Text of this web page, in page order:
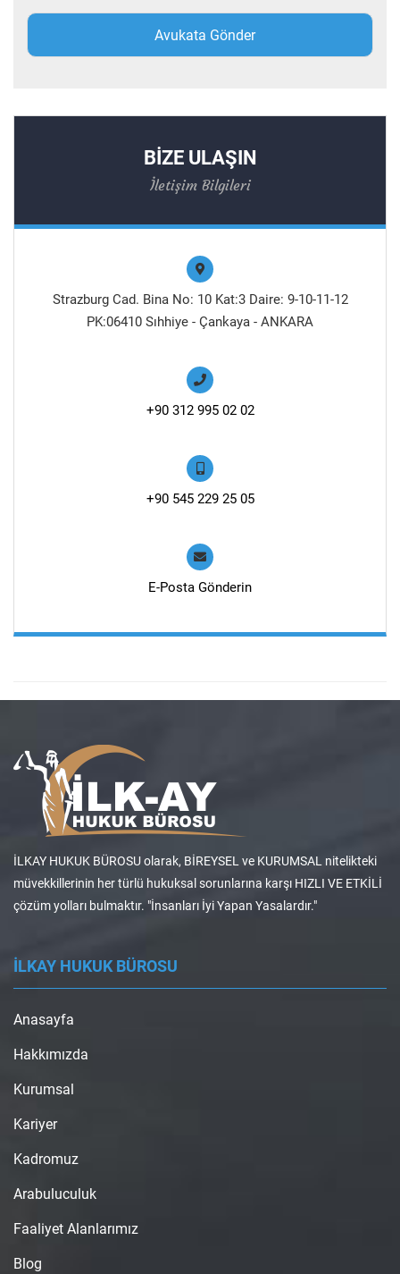
BİZE ULAŞIN
İletişim Bilgileri
Strazburg Cad. Bina No: 10 Kat:3 Daire: 9-10-11-12
PK:06410 Sıhhiye - Çankaya - ANKARA
+90 312 995 02 02
+90 545 229 25 05
E-Posta Gönderin
İLKAY HUKUK BÜROSU olarak, BİREYSEL ve KURUMSAL nitelikteki
müvekkillerinin her türlü hukuksal sorunlarına karşı HIZLI VE ETKİLİ
çözüm yolları bulmaktır. "İnsanları İyi Yapan Yasalardır."
İLKAY HUKUK BÜROSU
Anasayfa
Hakkımızda
Kurumsal
Kariyer
Kadromuz
Arabuluculuk
Faaliyet Alanlarımız
Blog